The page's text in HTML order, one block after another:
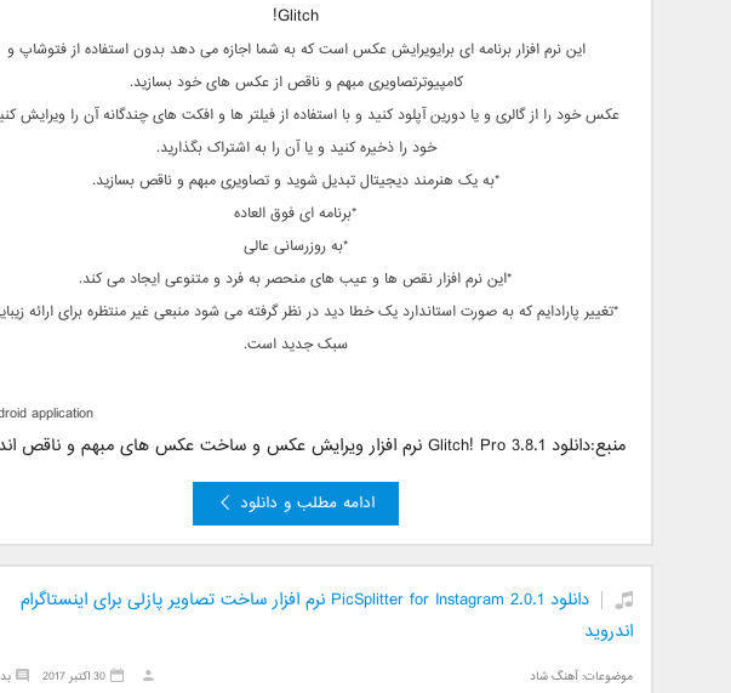
Glitch!
این نرم افزار برنامه ای برایویرایش عکس است که به شما اجازه می دهد بدون استفاده از فتوشاپ و
کامپیوترتصاویری مبهم و ناقص از عکس های خود بسازید.
عکس خود را از گالری و یا دورین آپلود کنید و با استفاده از فیلتر ها و افکت های چندگانه آن را ویرایش
خود را ذخیره کنید و یا آن را به اشتراک بگذارید.
*به یک هنرمند دیجیتال تبدیل شوید و تصاویری مبهم و ناقص بسازید.
*برنامه ای فوق العاده
*به روزرسانی عالی
*این نرم افزار نقص ها و عیب های منحصر به فرد و متنوعی ایجاد می کند.
*تغییر پارادایم که به صورت استاندارد یک خطا دید در نظر گرفته می شود منبعی غیر منتظره برای ارائه
سبک جدید است.
application
منبع:دانلود Glitch! Pro 3.8.1 نرم افزار ویرایش عکس و ساخت عکس های مبهم و ناقص اندروید
ادامه مطلب و دانلود
دانلود PicSplitter for Instagram 2.0.1 نرم افزار ساخت تصاویر پازلی برای اینستاگرام
اندروید
موضوعات:آهنگ شاد 30 اکتبر 2017